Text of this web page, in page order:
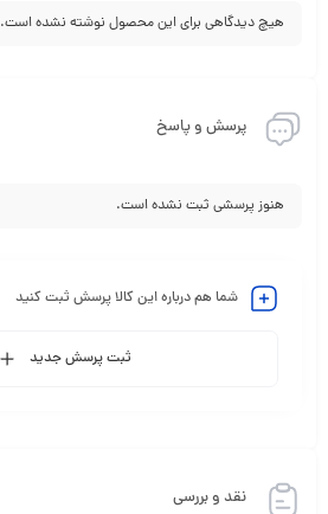
هیچ دیدگاهی برای این محصول نوشته نشده است.
پرسش و پاسخ
هنوز پرسشی ثبت نشده است.
شما هم درباره این کالا پرسش ثبت کنید
ثبت پرسش جدید
نقد و بررسی